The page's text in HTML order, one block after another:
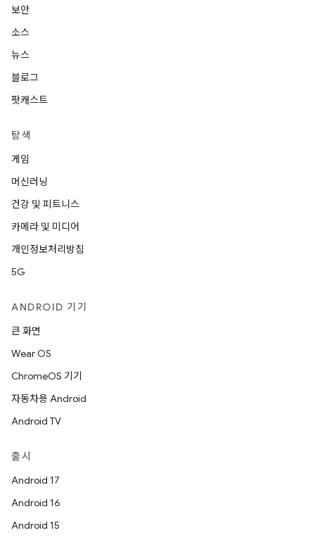
보안
소스
뉴스
블로그
팟캐스트
탐색
게임
머신러닝
건강 및 피트니스
카메라 및 미디어
개인정보처리방침
5G
ANDROID 기기
큰 화면
Wear OS
ChromeOS 기기
자동차용 Android
Android TV
출시
Android 17
Android 16
Android 15